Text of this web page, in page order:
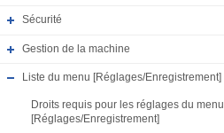
Sécurité
Gestion de la machine
Liste du menu [Réglages/Enregistrement]
Droits requis pour les réglages du menu
[Réglages/Enregistrement]